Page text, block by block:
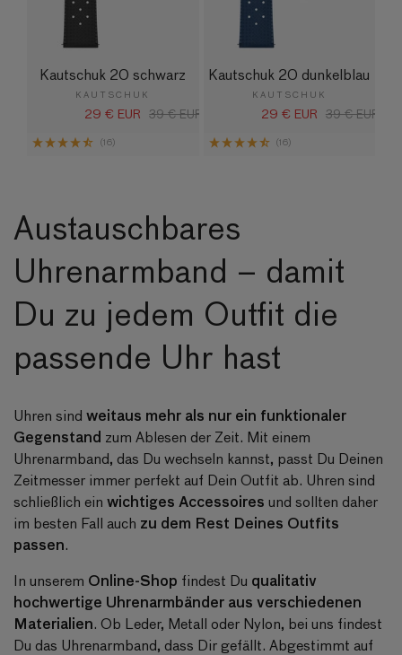
Kautschuk 20 schwarz
KAUTSCHUK
Verkaufspreis
29 € EUR
Normaler
39 € EUR
(16)
Kautschuk 20 dunkelblau
KAUTSCHUK
Verkaufspreis
29 € EUR
Normaler
39 € EUR
(16)
Austauschbares
Uhrenarmband – damit
Du zu jedem Outfit die
passende Uhr hast
Uhren sind weitaus mehr als nur ein funktionaler
Gegenstand zum Ablesen der Zeit. Mit einem
Uhrenarmband, das Du wechseln kannst, passt Du Deinen
Zeitmesser immer perfekt auf Dein Outfit ab. Uhren sind
schließlich ein wichtiges Accessoires und sollten daher
im besten Fall auch zu dem Rest Deines Outfits
passen.
In unserem Online-Shop findest Du qualitativ
hochwertige Uhrenarmbänder aus verschiedenen
Materialien. Ob Leder, Metall oder Nylon, bei uns findest
Du das Uhrenarmband, dass Dir gefällt. Abgestimmt auf